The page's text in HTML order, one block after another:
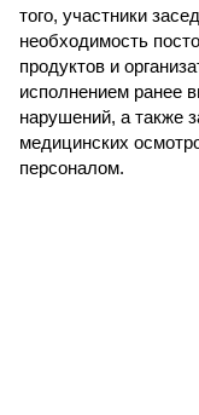
того, участники
необходимость
продуктов и
исполнением ранее
нарушений, а также
медицинских
персоналом.